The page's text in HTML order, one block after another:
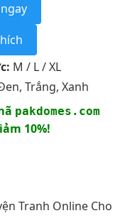
M / L / XL
Trắng, Xanh
pakdomes.com
10%!
Tranh Online Cho